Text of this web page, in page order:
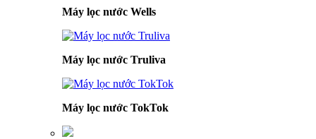
Máy lọc nước Wells
Máy lọc nước Truliva
Máy lọc nước TokTok